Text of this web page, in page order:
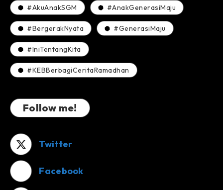
#AkuAnakSGM #AnakGenerasiMaju
#BergerakNyata #GenerasiMaju
#IniTentangKita
#KEBBerbagiCeritaRamadhan
Follow me!
Twitter
Facebook